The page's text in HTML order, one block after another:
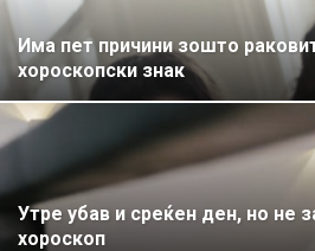
Има пет причини зошто
хороскопски знак
Утре убав и среќен ден, но не
хороскоп